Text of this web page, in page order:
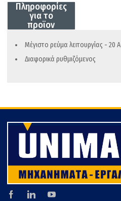
o
o
k
er
εί
τε
Πληροφορίες
για το
προϊον
Μέγιστο ρεύμα λειτουργίας - 20 A
Διαφορικά ρυθμιζόμενος